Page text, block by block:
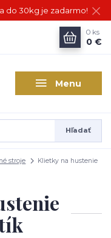
do 30kg je zadarmo!
Menu
Hľadať
0 ks
0 €
stroje
Klietky na hustenie